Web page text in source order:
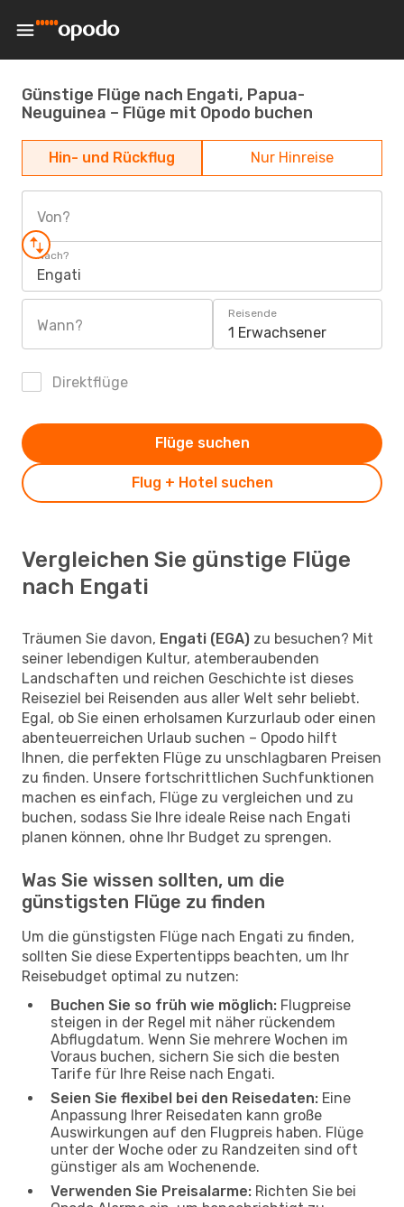
Günstige Flüge nach Engati, Papua-
Neuguinea – Flüge mit Opodo buchen
Hin- und Rückflug Nur Hinreise
Von?
Nach?
Engati
Wann?
Reisende
1 Erwachsener
Direktflüge
Flug + Hotel suchen
Flüge suchen
Vergleichen Sie günstige Flüge
nach Engati
Träumen Sie davon, Engati (EGA) zu besuchen? Mit
seiner lebendigen Kultur, atemberaubenden
Landschaften und reichen Geschichte ist dieses
Reiseziel bei Reisenden aus aller Welt sehr beliebt.
Egal, ob Sie einen erholsamen Kurzurlaub oder einen
abenteuerreichen Urlaub suchen – Opodo hilft
Ihnen, die perfekten Flüge zu unschlagbaren Preisen
zu finden. Unsere fortschrittlichen Suchfunktionen
machen es einfach, Flüge zu vergleichen und zu
buchen, sodass Sie Ihre ideale Reise nach Engati
planen können, ohne Ihr Budget zu sprengen.
Was Sie wissen sollten, um die
günstigsten Flüge zu finden
Um die günstigsten Flüge nach Engati zu finden,
sollten Sie diese Expertentipps beachten, um Ihr
Reisebudget optimal zu nutzen:
Buchen Sie so früh wie möglich: Flugpreise
steigen in der Regel mit näher rückendem
Abflugdatum. Wenn Sie mehrere Wochen im
Voraus buchen, sichern Sie sich die besten
Tarife für Ihre Reise nach Engati.
Seien Sie flexibel bei den Reisedaten: Eine
Anpassung Ihrer Reisedaten kann große
Auswirkungen auf den Flugpreis haben. Flüge
unter der Woche oder zu Randzeiten sind oft
günstiger als am Wochenende.
Verwenden Sie Preisalarme: Richten Sie bei